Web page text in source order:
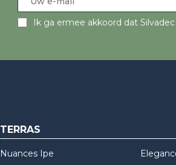
Ik ga ermee akkoord dat
TERRAS
Nuances Ipe